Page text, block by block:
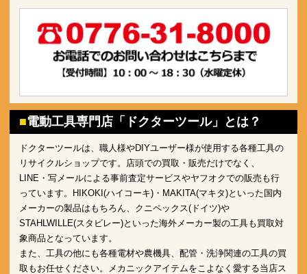
電動工具専門店「ドクターツール」とは？
ドクターツールは、職人様やDIYユーザー様が使用する各種工具の
リサイクルショップです。店頭での買取・販売だけでなく、
LINE・写メールによる事前査定サービスやヤフオクでの販売も行
っています。HIKOKI(ハイコーキ)・MAKITA(マキタ)といった国内
メーカーの製品はもちろん、クニペックス(ドイツ)や
STAHLWILLE(スタビレー)といった海外メーカー製の工具も買取対
象商品となっています。
また、工具の他にも各種電材や農機具、配管・洗浄関連の工具の買
取もお任せください。メカニックアイテムをこよなく愛する当店ス